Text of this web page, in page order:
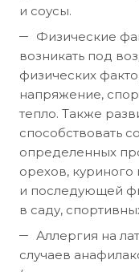
и соусы.
Физические
возникать под
физических
напряжение,
тепло. Также
способствовать
определенных
орехов, куриного
и последующей
в саду,
Аллергия на
случаев